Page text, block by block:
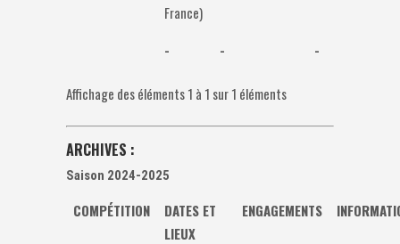
France)
- - -
Affichage des éléments 1 à 1 sur 1 éléments
ARCHIVES :
Saison 2024-2025
COMPÉTITION
DATES ET
LIEUX
ENGAGEMENTS